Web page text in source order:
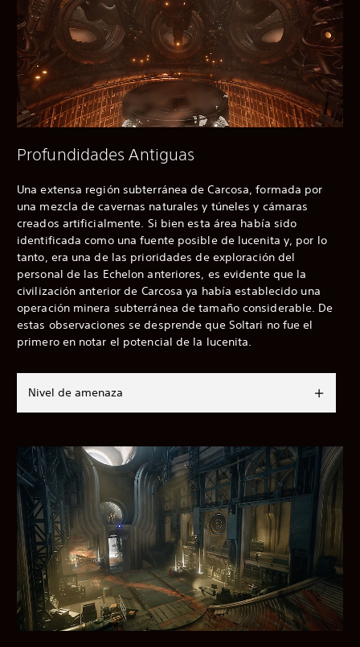
Profundidades Antiguas
Una extensa región subterránea de Carcosa, formada por
una mezcla de cavernas naturales y túneles y cámaras
creados artificialmente. Si bien esta área había sido
identificada como una fuente posible de lucenita y, por lo
tanto, era una de las prioridades de exploración del
personal de las Echelon anteriores, es evidente que la
civilización anterior de Carcosa ya había establecido una
operación minera subterránea de tamaño considerable. De
estas observaciones se desprende que Soltari no fue el
primero en notar el potencial de la lucenita.
Nivel de amenaza